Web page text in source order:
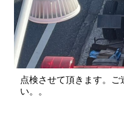
点検させて頂きます。ご
い。。